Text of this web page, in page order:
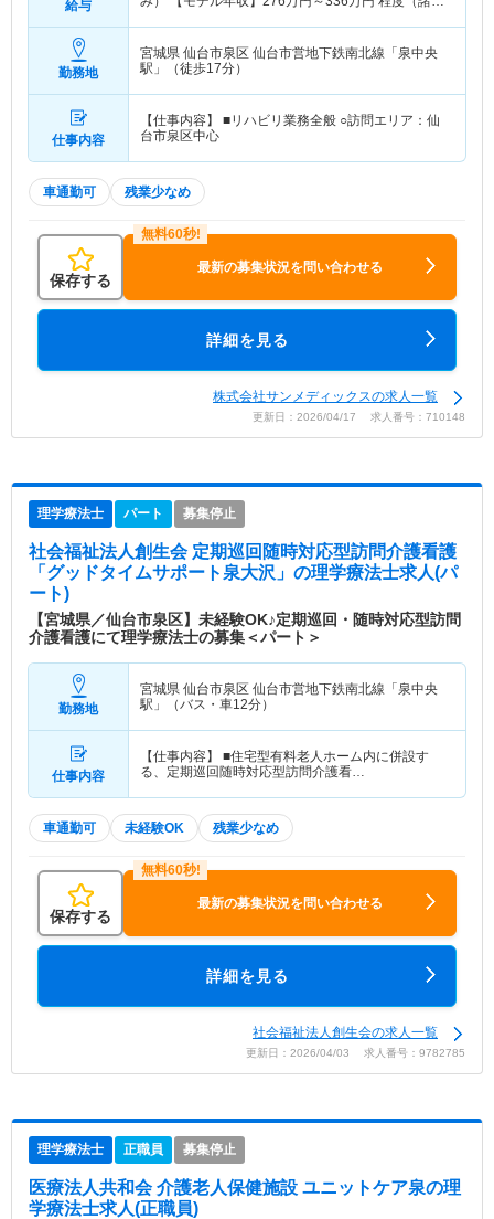
給与
勤務地
宮城県 仙台市泉区 仙台市営地下鉄南北線「泉中央
駅」（徒歩17分）
仕事内容
【仕事内容】 ■リハビリ業務全般 ○訪問エリア：仙
台市泉区中心
車通勤可 残業少なめ
保存する
最新の募集状況を問い合わせる
詳細を見る
株式会社サンメディックスの求人一覧
更新日：2026/04/17 求人番号：710148
理学療法士 パート 募集停止
社会福祉法人創生会 定期巡回随時対応型訪問介護看護
「グッドタイムサポート泉大沢」 の理学療法士求人(パ
ート)
【宮城県／仙台市泉区】未経験OK♪定期巡回・随時対応型訪問
介護看護にて理学療法士の募集＜パート＞
勤務地
宮城県 仙台市泉区 仙台市営地下鉄南北線「泉中央
駅」（バス・車12分）
仕事内容
【仕事内容】 ■住宅型有料老人ホーム内に併設す
る、定期巡回随時対応型訪問介護看…
車通勤可 未経験OK 残業少なめ
保存する
最新の募集状況を問い合わせる
詳細を見る
社会福祉法人創生会の求人一覧
更新日：2026/04/03 求人番号：9782785
理学療法士 正職員 募集停止
医療法人共和会 介護老人保健施設 ユニットケア泉の理
学療法士求人(正職員)